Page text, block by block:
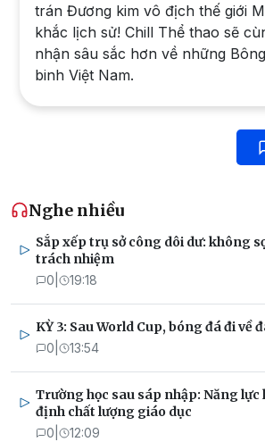
trán Đương kim vô địch thế giới
khắc lịch sử! Chill Thể thao sẽ
nhận sâu sắc hơn về những
binh Việt Nam.
Nghe nhiều
Sắp xếp trụ sở công dôi dư: không
trách nhiệm
0 19:18
KỲ 3: Sau World Cup, bóng đá đi về
0 13:54
Trường học sau sáp nhập: Năng
định chất lượng giáo dục
0 12:09